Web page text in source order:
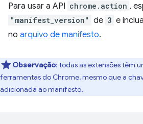
Para usar a API chrome.action ,
"manifest_version" de 3 e
no arquivo de manifesto.
Observação: todas as extensões têm
ferramentas do Chrome, mesmo que a
adicionada ao manifesto.